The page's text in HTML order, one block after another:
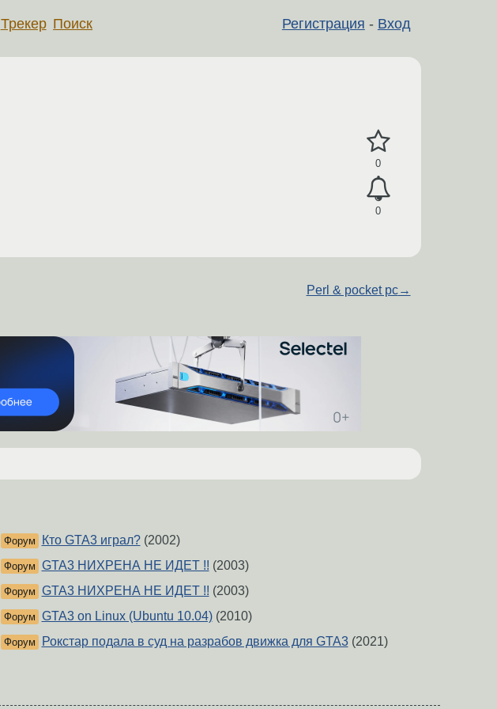
Регистрация - Вход
Трекер Поиск
0
0
Perl & pocket pc→
Форум Кто GTA3 играл?(2002)
Форум GTA3 НИХРЕНА НЕ ИДЕТ !! (2003)
Форум GTA3 НИХРЕНА НЕ ИДЕТ !! (2003)
Форум GTA3 on Linux (Ubuntu 10.04)(2010)
Форум Рокстар подала в суд на разрабов движка для GTA3(2021)